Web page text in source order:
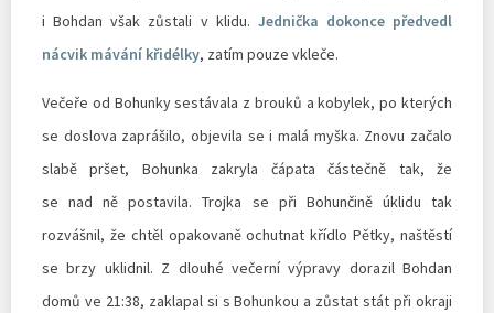
i Bohdan však zůstali v klidu. Jednička dokonce předvedl
nácvik mávání křidélky, zatím pouze vkleče.
Večeře od Bohunky sestávala z brouků a kobylek, po kterých
se doslova zaprášilo, objevila se i malá myška. Znovu začalo
slabě pršet, Bohunka zakryla čápata částečně tak, že
se nad ně postavila. Trojka se při Bohunčině úklidu tak
rozvášnil, že chtěl opakovaně ochutnat křídlo Pětky, naštěstí
se brzy uklidnil. Z dlouhé večerní výpravy dorazil Bohdan
domů ve 21:38, zaklapal si s Bohunkou a zůstat stát při okraji